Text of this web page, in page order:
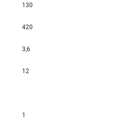
130
420
3,6
12
1